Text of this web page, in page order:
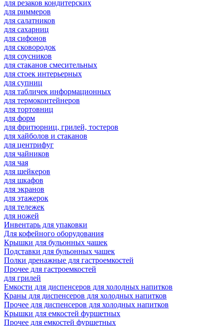
для резаков кондитерских
для риммеров
для салатников
для сахарниц
для сифонов
для сковородок
для соусников
для стаканов смесительных
для стоек интерьерных
для супниц
для табличек информационных
для термоконтейнеров
для тортовниц
для форм
для фритюрниц, грилей, тостеров
для хайболов и стаканов
для центрифуг
для чайников
для чая
для шейкеров
для шкафов
для экранов
для этажерок
для тележек
для ножей
Инвентарь для упаковки
Для кофейного оборудования
Крышки для бульонных чашек
Подставки для бульонных чашек
Полки дренажные для гастроемкостей
Прочее для гастроемкостей
для грилей
Емкости для диспенсеров для холодных напитков
Краны для диспенсеров для холодных напитков
Прочее для диспенсеров для холодных напитков
Крышки для емкостей фуршетных
Прочее для емкостей фуршетных